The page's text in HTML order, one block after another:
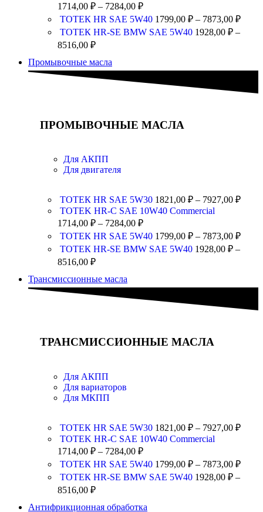
1714,00 ₽ – 7284,00 ₽
ТОТЕК HR SAE 5W40 1799,00 ₽ – 7873,00 ₽
ТОТЕК HR-SE BMW SAE 5W40 1928,00 ₽ –
8516,00 ₽
Промывочные масла
ПРОМЫВОЧНЫЕ МАСЛА
Для АКПП
Для двигателя
ТОТЕК HR SAE 5W30 1821,00 ₽ – 7927,00 ₽
TOTEK HR-C SAE 10W40 Commercial
1714,00 ₽ – 7284,00 ₽
ТОТЕК HR SAE 5W40 1799,00 ₽ – 7873,00 ₽
ТОТЕК HR-SE BMW SAE 5W40 1928,00 ₽ –
8516,00 ₽
Трансмиссионные масла
ТРАНСМИССИОННЫЕ МАСЛА
Для АКПП
Для вариаторов
Для МКПП
ТОТЕК HR SAE 5W30 1821,00 ₽ – 7927,00 ₽
TOTEK HR-C SAE 10W40 Commercial
1714,00 ₽ – 7284,00 ₽
ТОТЕК HR SAE 5W40 1799,00 ₽ – 7873,00 ₽
ТОТЕК HR-SE BMW SAE 5W40 1928,00 ₽ –
8516,00 ₽
Антифрикционная обработка